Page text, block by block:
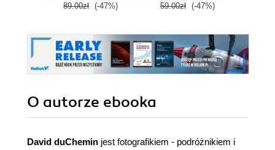
89.00zł (-47%) 59.00zł (-47%)
O autorze ebooka
David duChemin jest fotografikiem - podróżnikiem i